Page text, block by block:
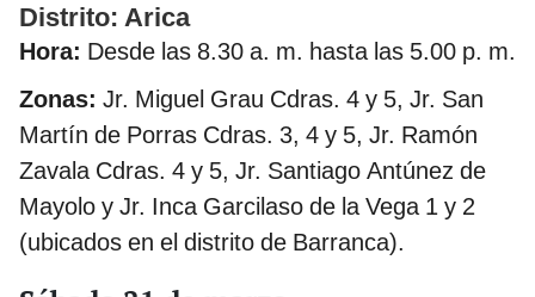
Distrito: Arica
Hora: Desde las 8.30 a. m. hasta las 5.00 p. m.
Zonas: Jr. Miguel Grau Cdras. 4 y 5, Jr. San
Martín de Porras Cdras. 3, 4 y 5, Jr. Ramón
Zavala Cdras. 4 y 5, Jr. Santiago Antúnez de
Mayolo y Jr. Inca Garcilaso de la Vega 1 y 2
(ubicados en el distrito de Barranca).